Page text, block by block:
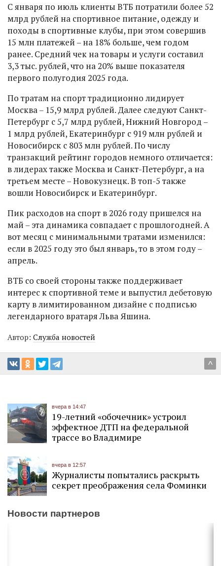
С января по июль клиенты ВТБ потратили более 52
млрд рублей на спортивное питание, одежду и
походы в спортивные клубы, при этом совершив
15 млн платежей – на 18% больше, чем годом
ранее. Средний чек на товары и услуги составил
3,3 тыс. рублей, что на 20% выше показателя
первого полугодия 2025 года.
По тратам на спорт традиционно лидирует
Москва – 15,9 млрд рублей. Далее следуют Санкт-
Петербург с 5,7 млрд рублей, Нижний Новгород –
1 млрд рублей, Екатеринбург с 919 млн рублей и
Новосибирск с 803 млн рублей. По числу
транзакций рейтинг городов немного отличается:
в лидерах также Москва и Санкт-Петербург, а на
третьем месте – Новокузнецк. В топ-5 также
вошли Новосибирск и Екатеринбург.
Пик расходов на спорт в 2026 году пришелся на
май – эта динамика совпадает с прошлогодней. А
вот месяц с минимальными тратами изменился:
если в 2025 году это был январь, то в этом году –
апрель.
ВТБ со своей стороны также поддерживает
интерес к спортивной теме и выпустил дебетовую
карту в лимитированном дизайне с подписью
легендарного вратаря Льва Яшина.
Автор: Служба новостей
^
вчера в 14:47
19-летний «обочечник» устроил
эффектное ДТП на федеральной
трассе во Владимире
вчера в 12:57
Журналисты попытались раскрыть
секрет преображения села Фоминки
Новости партнеров